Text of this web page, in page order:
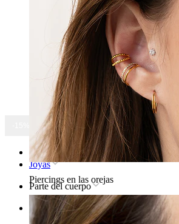
Piercings en las orejas
-15% EN TODAS LAS JOYAS
Inicio
Joyas
Parte del cuerpo
Oreja